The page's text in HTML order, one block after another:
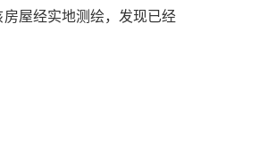
屋经实地测绘，发现已经